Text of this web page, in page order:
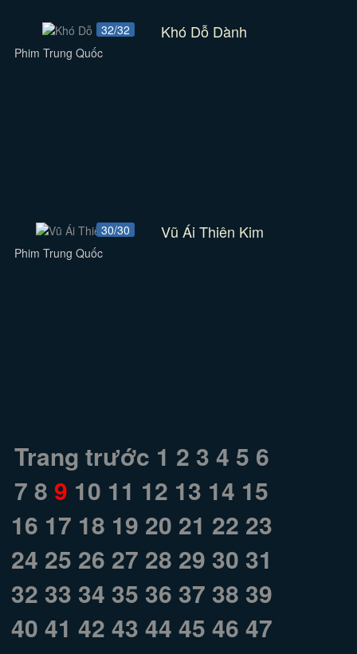
32/32 Khó Dỗ Dành
Phim Trung Quốc
30/30 Vũ Ái Thiên Kim
Phim Trung Quốc
Trang trước 1 2 3 4 5 6
7 8 9 10 11 12 13 14 15
16 17 18 19 20 21 22 23
24 25 26 27 28 29 30 31
32 33 34 35 36 37 38 39
40 41 42 43 44 45 46 47